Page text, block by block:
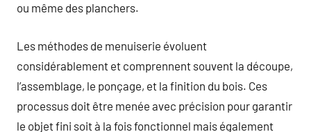
ou même des planchers.
Les méthodes de menuiserie évoluent
considérablement et comprennent souvent la découpe,
l’assemblage, le ponçage, et la finition du bois. Ces
processus doit être menée avec précision pour garantir
le objet fini soit à la fois fonctionnel mais également